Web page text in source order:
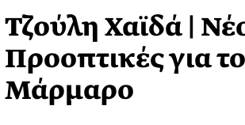
Τζούλη Χαϊδά |
Προοπτικές για
Μάρμαρο